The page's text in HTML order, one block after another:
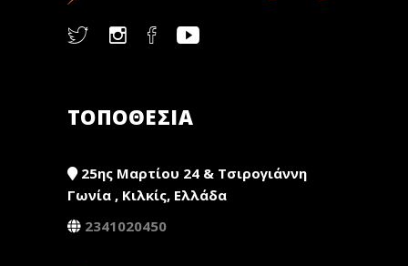
ΤΟΠΟΘΕΣΙΑ
25ης Μαρτίου 24 & Τσιρογιάννη
Γωνία , Κιλκίς, Ελλάδα
2341020450